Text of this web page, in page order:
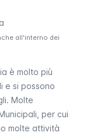
all'interno dei
è molto più
e si possono
Molte
per cui
molte attività